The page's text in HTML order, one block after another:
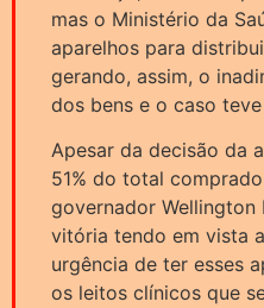
mas o Ministério da
aparelhos para
gerando, assim, o
dos bens e o caso
Apesar da decisão da
51% do total
governador Wellington
vitória tendo em vista
urgência de ter esses
os leitos clínicos que